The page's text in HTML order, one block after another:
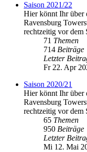
Saison 2021/22
Hier könnt Ihr über
Ravensburg
rechtzeitig vor dem
71 Themen
714 Beiträge
Letzter
Fr 22. Apr
Saison 2020/21
Hier könnt Ihr über
Ravensburg
rechtzeitig vor dem
65 Themen
950 Beiträge
Letzter
Mi 12. Mai